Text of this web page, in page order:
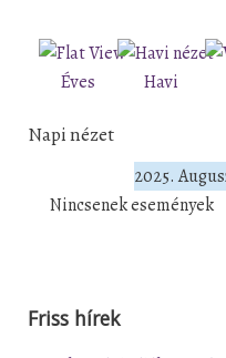
Éves Havi
Napi nézet
2025.
Nincsenek események
Friss hírek